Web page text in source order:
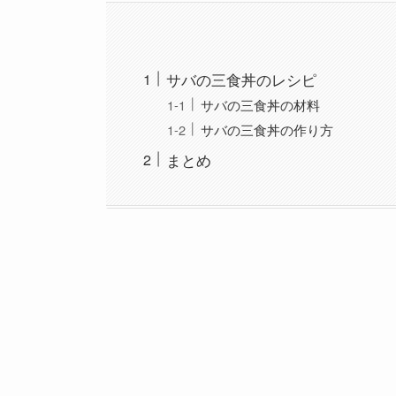
サバの三食丼のレシピ
サバの三食丼の材料
サバの三食丼の作り方
まとめ